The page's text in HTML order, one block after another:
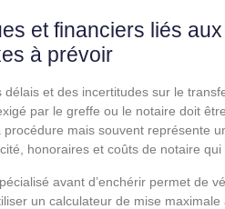
et financiers liés
à prévoir
et des incertitudes sur le
par le greffe ou le notaire doit
mais souvent représente
honoraires et coûts de notaire qui
avant d’enchérir permet de
un calculateur de mise